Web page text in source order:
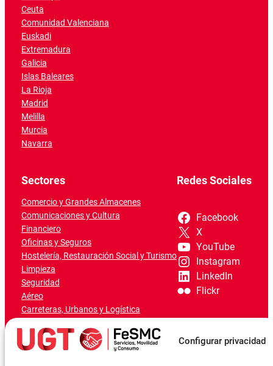
Configurar privacidad
Ceuta
Comunidad Valenciana
Euskadi
Extremadura
Galicia
Islas Baleares
La Rioja
Madrid
Melilla
Murcia
Navarra
Sectores
Comercio y Grandes Almacenes
Comunicaciones y Cultura
Financiero
Oficinas y Seguros
Hostelería, Restauración Social y Turismo
Limpieza
Seguridad
Aéreo
Carreteras, Urbanos y Logística
Marítimo-Portuario
Redes Sociales
Facebook
X
YouTube
Instagram
LinkedIn
Flickr